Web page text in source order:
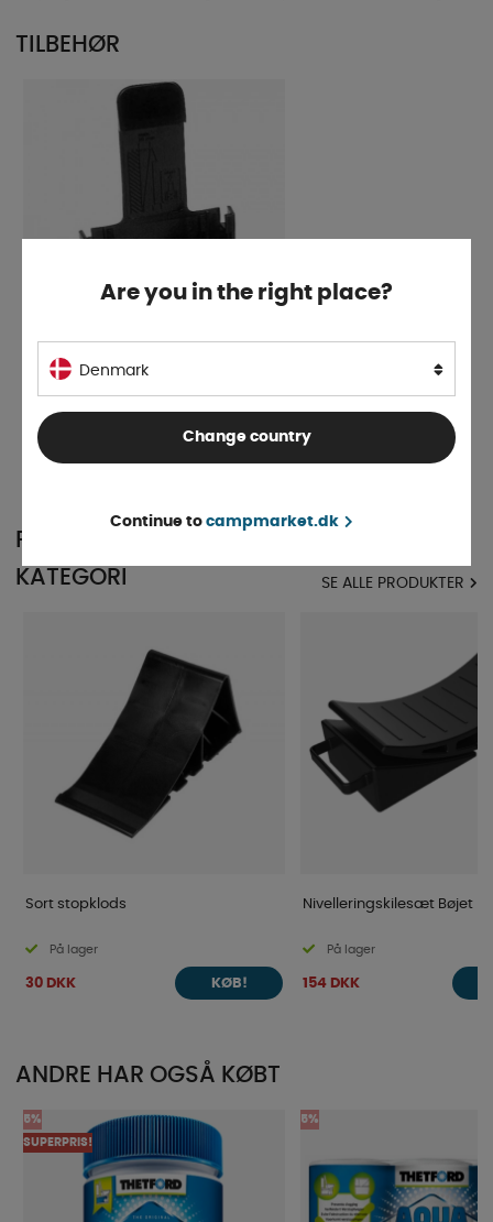
TILBEHØR
Holder
På lager
17 DKK KØB!
POPULÆR I SAMME
KATEGORI
SE ALLE PRODUKTER
Sort stopklods
På lager
30 DKK KØB!
Nivelleringskilesæt Bøjet
På lager
154 DKK
ANDRE HAR OGSÅ KØBT
5%
SUPERPRIS!
5%
Are you in the right place?
Denmark
Change country
Continue to campmarket.dk